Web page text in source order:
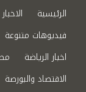
الرئيسية
فيديوهات متنوعة
اخبار الرياضة
الاقتصاد والبورصة